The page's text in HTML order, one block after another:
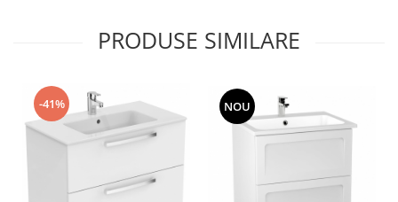
PRODUSE SIMILARE
-41% NOU